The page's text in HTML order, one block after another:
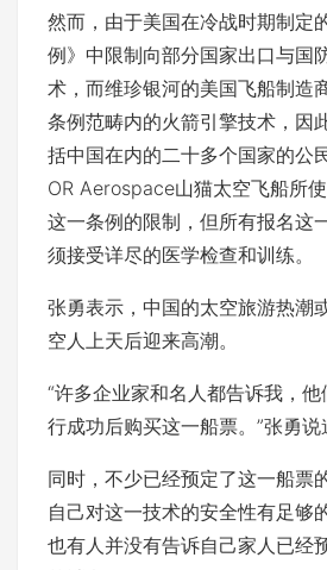
然而，由于美国在冷战时期制定
例》中限制向部分国家出口与国
术，而维珍银河的美国飞船制造
条例范畴内的火箭引擎技术，因
括中国在内的二十多个国家的公
OR Aerospace山猫太空飞船所
这一条例的限制，但所有报名这
须接受详尽的医学检查和训练。
张勇表示，中国的太空旅游热潮
空人上天后迎来高潮。
“许多企业家和名人都告诉我，
行成功后购买这一船票。”张勇说
同时，不少已经预定了这一船票
自己对这一技术的安全性有足够
也有人并没有告诉自己家人已经